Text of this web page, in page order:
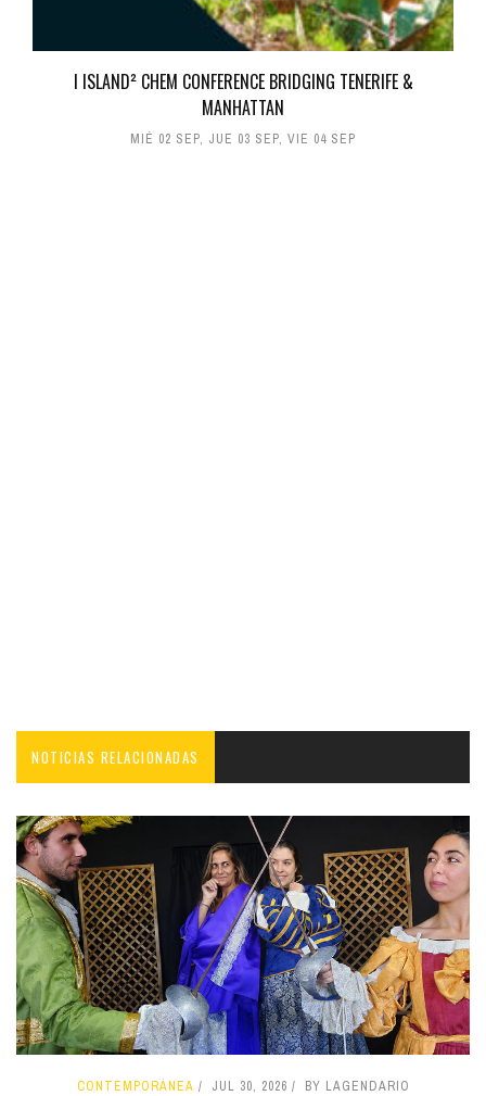
I ISLAND² CHEM CONFERENCE BRIDGING TENERIFE &
MANHATTAN
MIÉ 02 SEP, JUE 03 SEP, VIE 04 SEP
NOTICIAS RELACIONADAS
CONTEMPORÁNEA JUL 30, 2026 BY LAGENDARIO